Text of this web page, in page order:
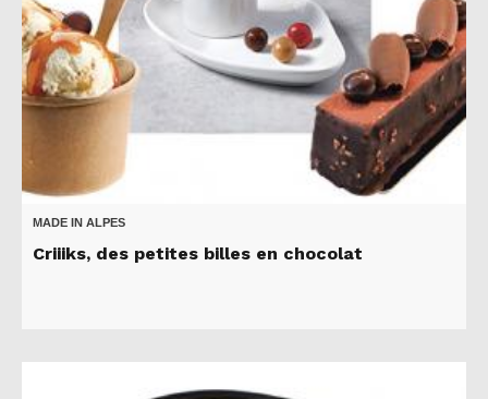
MADE IN ALPES
Criiiks, des petites billes en chocolat